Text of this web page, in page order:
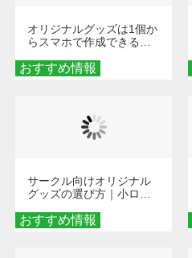
おすすめ情報
オリジナルグッズは1個か
らスマホで作成できる！
くなる巾着＆ポーチ活用
術
おすすめ情報
サークル向けオリジナル
グッズの選び方｜小ロッ
める秘訣